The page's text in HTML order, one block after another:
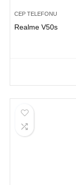
CEP TELEFONU
Realme V50s